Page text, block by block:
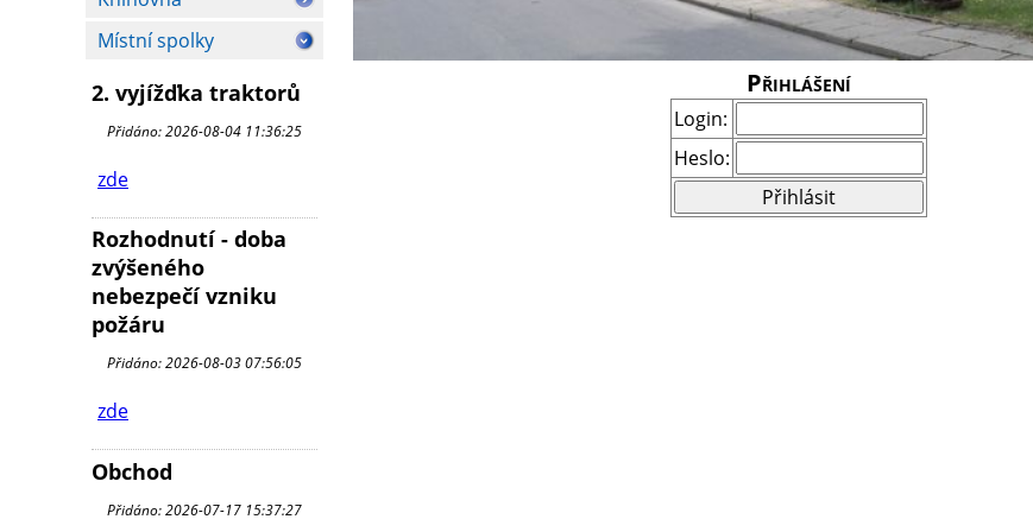
Místní spolky
2. vyjížďka traktorů
Přidáno: 2026-08-04 11:36:25
zde
Rozhodnutí - doba
zvýšeného
nebezpečí vzniku
požáru
Přidáno: 2026-08-03 07:56:05
zde
Obchod
Přidáno: 2026-07-17 15:37:27
Přihlášení
Login:
Heslo: